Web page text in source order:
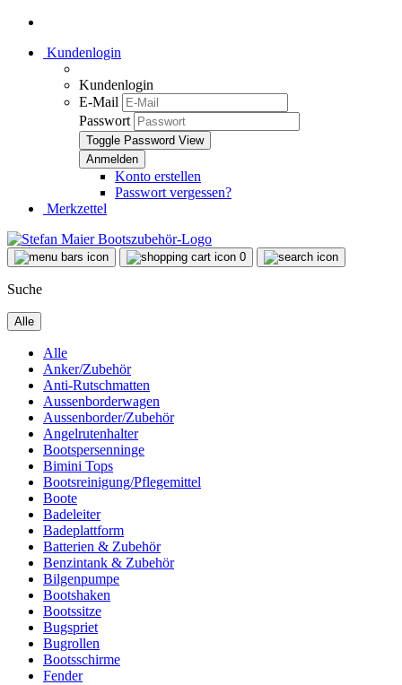
Kundenlogin
Kundenlogin
E-Mail
Passwort
Toggle Password View
Konto erstellen
Passwort vergessen?
Merkzettel
0
Suche
Alle
Alle
Anker/Zubehör
Anti-Rutschmatten
Aussenborderwagen
Aussenborder/Zubehör
Angelrutenhalter
Bootspersenninge
Bimini Tops
Bootsreinigung/Pflegemittel
Boote
Badeleiter
Badeplattform
Batterien & Zubehör
Benzintank & Zubehör
Bilgenpumpe
Bootshaken
Bootssitze
Bugspriet
Bugrollen
Bootsschirme
Fender